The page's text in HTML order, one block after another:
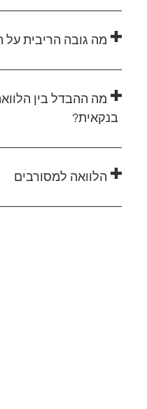
מה גובה הריבית על
מה ההבדל בין
בנקאית?
הלוואה למסורבים